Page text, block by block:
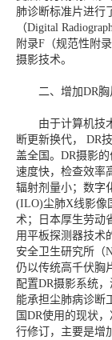
肺诊断标准片进行
（Digital
附录F（规范性附
摄影技术。
二、增加DR胸
由于计算机技术
断更新换代， DR
盖全国。DR摄影
速度快，检查效率
辐射剂量小；数字
(ILO)尘肺X线影像
术；日本厚生劳动
用平板探测器技术
安全卫生研究所（
仍以传统高千伏胸
配置DR摄影系统
能承担尘肺病诊断
国DR使用的现状
行修订，主要是增